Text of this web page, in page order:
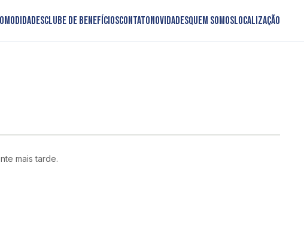
Clube de BenefíciosContatoNovidadesQuem somosLocalização
mais tarde.